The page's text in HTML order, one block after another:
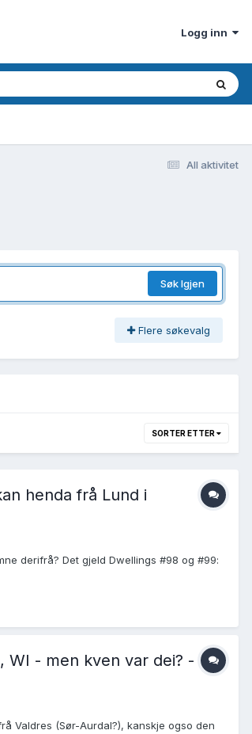
Logg inn
All aktivitet
Søk Igjen
Flere søkevalg
SORTER ETTER
henda frå Lund i
derifrå? Det gjeld Dwellings #98 og #99:
WI - men kven var dei? - frå
Valdres (Sør-Aurdal?), kanskje ogso den